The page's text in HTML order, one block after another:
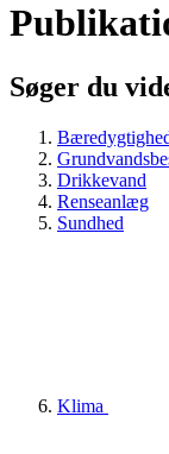
Søger du
Drikkevand
Renseanlæg
Sundhed
Klima